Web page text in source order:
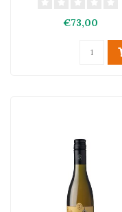
€73,00